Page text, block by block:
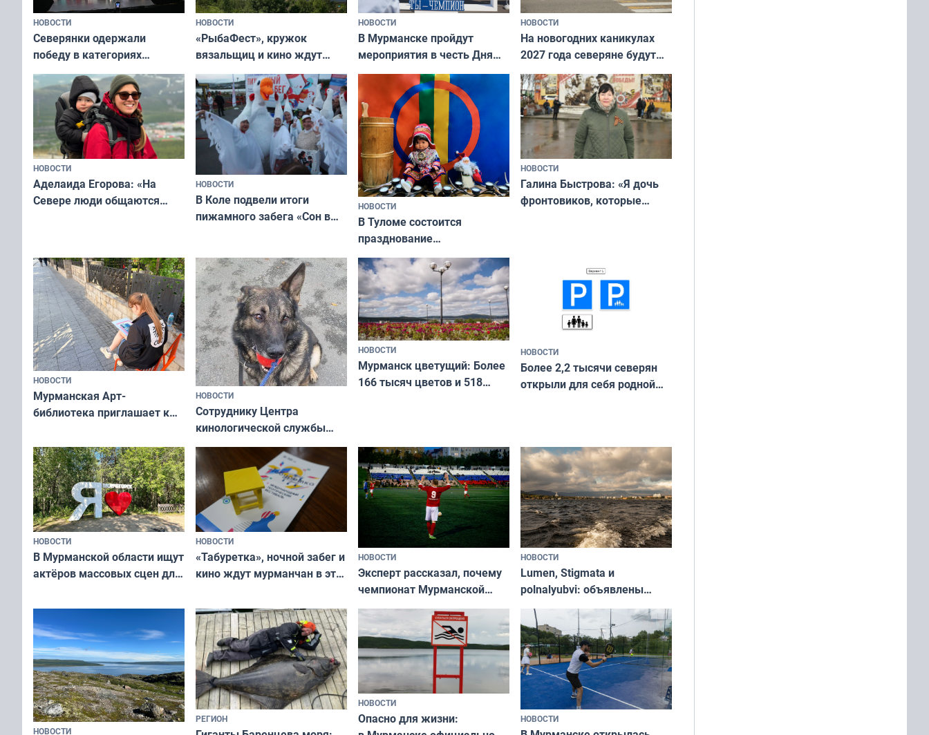
НОВОСТИ
Северянки одержали
победу в категориях
всероссийского конкурса
«Мисс и Миссис Великая
Русь»
НОВОСТИ
«РыбаФест», кружок
вязальщиц и кино ждут
мурманчан в эти выходные
НОВОСТИ
В Мурманске пройдут
мероприятия в честь Дня
физкультурника
НОВОСТИ
На новогодних каникулах
2027 года северяне будут
отдыхать 11 дней
НОВОСТИ
Аделаида Егорова: «На
Севере люди общаются
НОВОСТИ
В Коле подвели итоги
пижамного забега «Сон в
НОВОСТИ
В Туломе состоится
празднование
Международного дня
коренных народов мира
НОВОСТИ
Галина Быстрова: «Я дочь
фронтовиков, которые
НОВОСТИ
Мурманская Арт-
библиотека приглашает к
и фотографов
НОВОСТИ
Сотруднику Центра
кинологической службы
ищут новый дом
НОВОСТИ
Мурманск цветущий: Более
166 тысяч цветов и 518
НОВОСТИ
Более 2,2 тысячи северян
открыли для себя родной
НОВОСТИ
В Мурманской области ищут
актёров массовых сцен для
короткометражном фильме
НОВОСТИ
«Табуретка», ночной забег и
кино ждут мурманчан в эти
НОВОСТИ
Эксперт рассказал, почему
чемпионат Мурманской
области по футболу остался
незамеченным
НОВОСТИ
Lumen, Stigmata и
polnalyubvi: объявлены
хедлайнеры фестиваля
«Имандра» в 2026 года
НОВОСТИ
РЕГИОН
НОВОСТИ
Опасно для жизни:
НОВОСТИ